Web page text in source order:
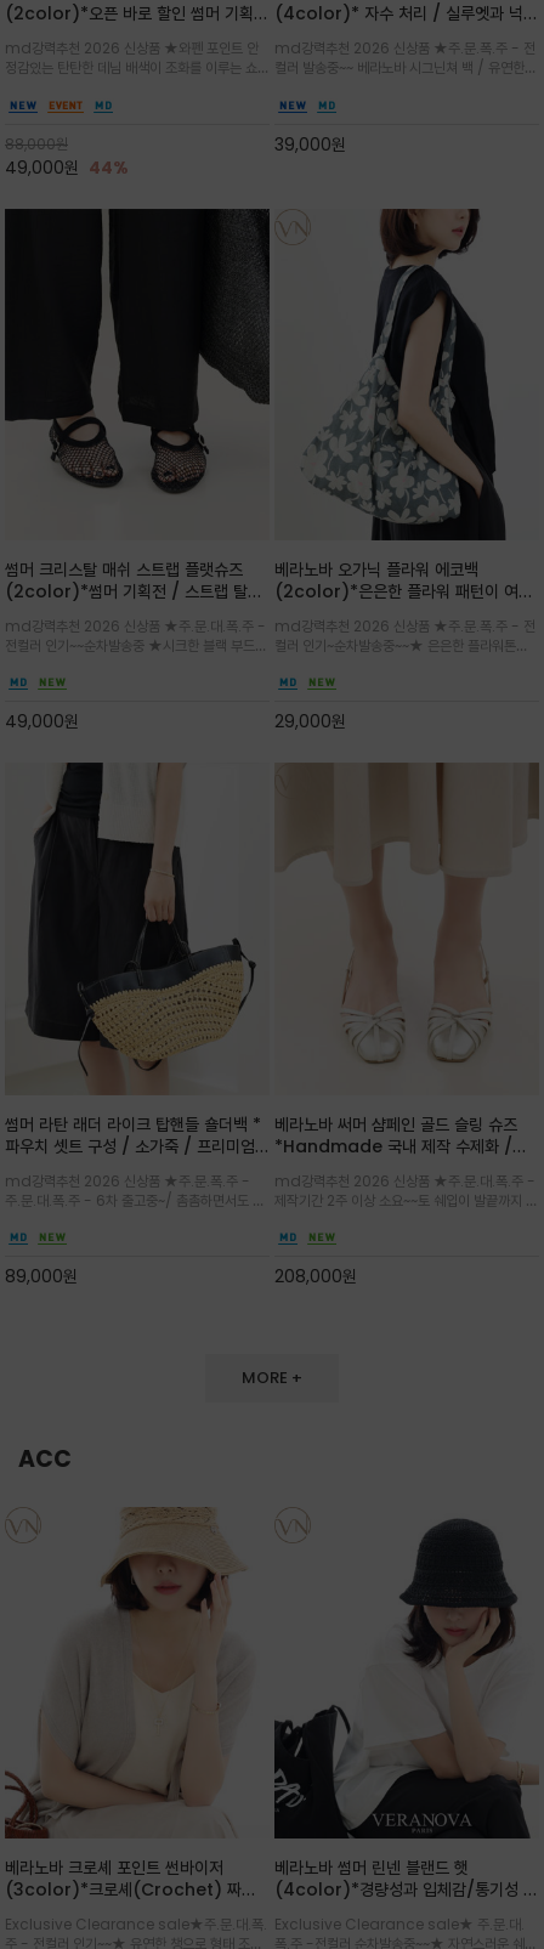
(2color)*오픈 바로 할인 썸머 기획
말 모임룩, 여행룩까지 ~
md강력추천 2026 신상품 ★와펜 포인트 안
정감있는 탄탄한 데님 배색이 조화를 이루는 쇼
클래식한 네이비·아이보리 스트라이프와 산뜻한
88,000원
49,000원 44%
(4color)* 자수 처리 / 실루엣과 넉넉
셜 숄더백
md강력추천 2026 신상품 ★주.문.폭.주 - 전
컬러 발송중~~ 베라노바 시그닌쳐 백 / 유연한
설계로 어깨의 피로도를 낮춰 편안한 착용/가볍
리 숄더백
39,000원
썸머 크리스탈 매쉬 스트랩 플랫슈즈
(2color)*썸머 기획전 / 스트랩 탈착
세한 메쉬 짜임 위로 은은하게 반짝이는
크리스탈 디테일을 더한 플랫슈즈
md강력추천 2026 신상품 ★주.문.대.폭.주 -
전컬러 인기~~순차발송중 ★시크한 블랙 부드러
하게 좋으며 가볍고 시원해 데일리 만능 아이템 /
49,000원
베라노바 오가닉 플라워 에코백
(2color)*은은한 플라워 패턴이 여름
코백
md강력추천 2026 신상품 ★주.문.폭.주 - 전
컬러 인기~순차발송중~~★ 은은한 플라워톤이
고급스럽게 내추럴한 감성의 천연 오가닉 코튼소
해져 완성
29,000원
썸머 라탄 래더 라이크 탑핸들 숄더백 *
파우치 셋트 구성 / 소가죽 / 프리미엄
라이크 배색이 조화롭게 어우러진 탑핸
들 숄더백
md강력추천 2026 신상품 ★주.문.폭.주 -
주.문.대.폭.주 - 6차 출고중~/ 촘촘하면서도 입
만들며 부드러운 곡선의 바스켓 실루엣에 넉넉한
양한 연출이
89,000원
베라노바 써머 샴페인 골드 슬링 슈즈
*Handmade 국내 제작 수제화 /은
스럽게 밝혀주는 슬링백 플랫슈
md강력추천 2026 신상품 ★주.문.대.폭.주 -
제작기간 2주 이상 소요~~토 쉐입이 발끝까지 세
끔한 디자인과 베이직한 컬러감으로 높은 활용도
일까지 두루 잘 어울리는 활2
208,000원
MORE +
ACC
베라노바 크로셰 포인트 썬바이저
(3color)*크로셰(Crochet) 짜임
미닌한 무드를 연출/벨크로 타입이라 휴
Exclusive Clearance sale★주.문.대.폭.
주 - 전컬러 인기~~★ 유연한 챙으로 형태 조절
베라노바 썸머 린넨 블랜드 햇
(4color)*경량성과 입체감/통기성 좋
쾌적하게 착용/ 뒷트임 있어서 헤어스타
Exclusive Clearance sale★ 주.문.대.
폭.주 -전컬러 순차발송중~~★ 자연스러운 쉐입